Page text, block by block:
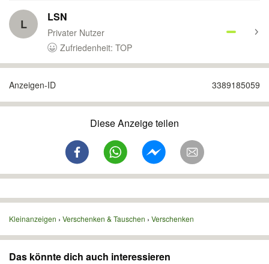
L LSN
Privater Nutzer
Zufriedenheit: TOP
Anzeigen-ID 3389185059
Diese Anzeige teilen
Kleinanzeigen Verschenken & Tauschen Verschenken
Das könnte dich auch interessieren